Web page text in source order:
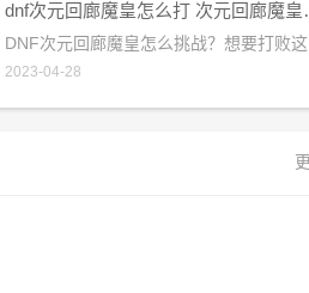
dnf次元
2023-04-28